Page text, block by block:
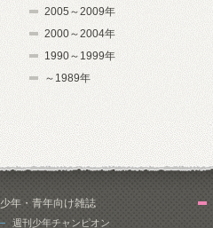
2005～2009年
2000～2004年
1990～1999年
～1989年
少年・青年向け雑誌
週刊少年チャンピオン